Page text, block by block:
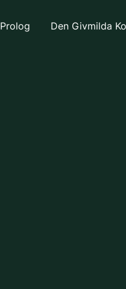
Prolog Den Givmilda